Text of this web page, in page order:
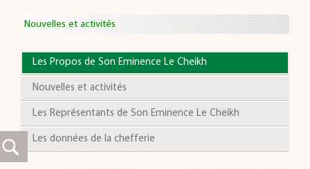
Nouvelles et activités
Les Propos de Son Eminence Le Cheikh
Nouvelles et activités
Les Représentants de Son Eminence Le Cheikh
Les données de la chefferie